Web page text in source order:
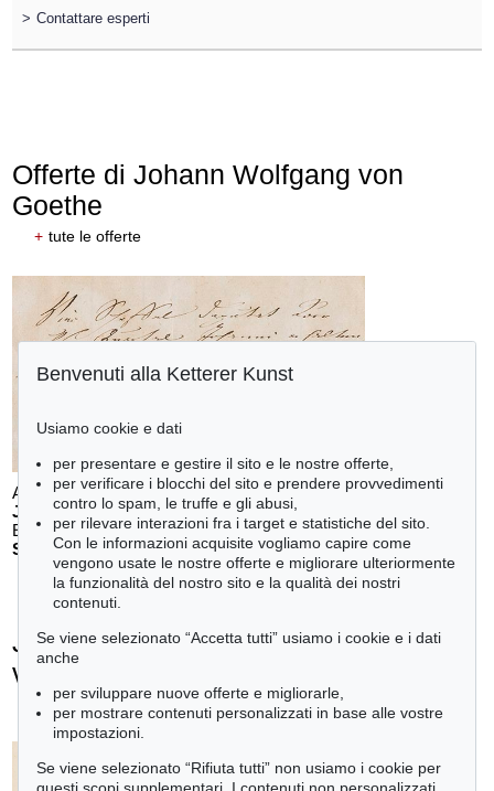
> Contattare esperti
Offerte di Johann Wolfgang von
Goethe
+ tute le offerte
Auction 610 - Lot 426000297
JOHANN WOLFGANG VON GOETHE
Eigenhändiges Schriftstück , 1796
Stima:€ 3,000
Johann Wolfgang von Goethe - Ogetti
venduti
tute le offerte
Benvenuti alla Ketterer Kunst
Usiamo cookie e dati
per presentare e gestire il sito e le nostre offerte,
per verificare i blocchi del sito e prendere provvedimenti
contro lo spam, le truffe e gli abusi,
per rilevare interazioni fra i target e statistiche del sito.
Con le informazioni acquisite vogliamo capire come
vengono usate le nostre offerte e migliorare ulteriormente
la funzionalità del nostro sito e la qualità dei nostri
contenuti.
Se viene selezionato “Accetta tutti” usiamo i cookie e i dati
anche
per sviluppare nuove offerte e migliorarle,
per mostrare contenuti personalizzati in base alle vostre
impostazioni.
Se viene selezionato “Rifiuta tutti” non usiamo i cookie per